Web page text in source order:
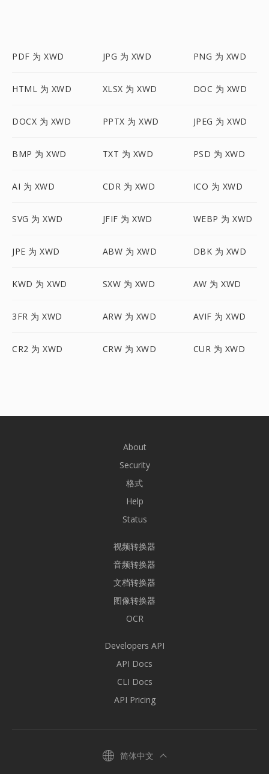
PDF 为 XWD JPG 为 XWD PNG 为 XWD
HTML 为 XWD XLSX 为 XWD DOC 为 XWD
DOCX 为 XWD PPTX 为 XWD JPEG 为 XWD
BMP 为 XWD TXT 为 XWD PSD 为 XWD
AI 为 XWD CDR 为 XWD ICO 为 XWD
SVG 为 XWD JFIF 为 XWD WEBP 为 XWD
JPE 为 XWD ABW 为 XWD DBK 为 XWD
KWD 为 XWD SXW 为 XWD AW 为 XWD
3FR 为 XWD ARW 为 XWD AVIF 为 XWD
CR2 为 XWD CRW 为 XWD CUR 为 XWD
About
Security
格式
Help
Status
视频转换器
音频转换器
文档转换器
图像转换器
OCR
Developers API
API Docs
CLI Docs
API Pricing
简体中文